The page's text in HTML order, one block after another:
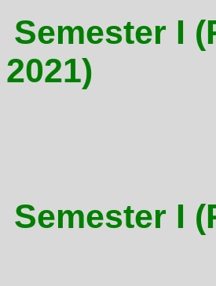
Semester I
2021)
Semester I